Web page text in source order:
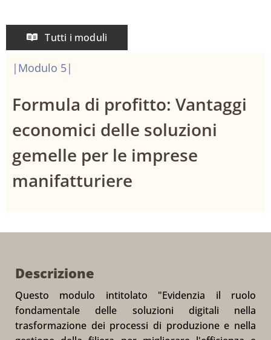
Tutti i moduli
|Modulo 5|
Formula di profitto: Vantaggi
economici delle soluzioni
gemelle per le imprese
manifatturiere​
Descrizione
Questo modulo intitolato "Evidenzia il ruolo
fondamentale delle soluzioni digitali nella
trasformazione dei processi di produzione e nella